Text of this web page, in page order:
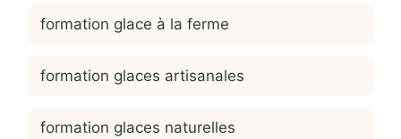
formation glace à la ferme
formation glaces artisanales
formation glaces naturelles